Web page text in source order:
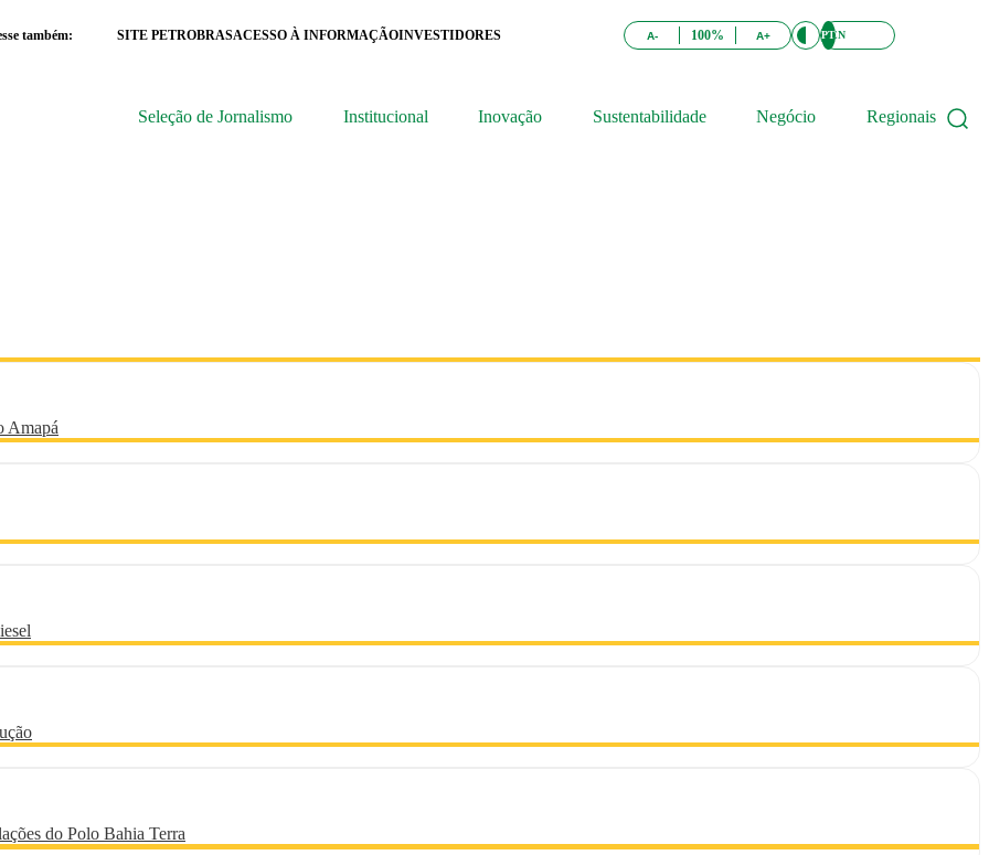
também: SITE PETROBRASACESSO À INFORMAÇÃOINVESTIDORES A- 100% A+ PTEN
Seleção de Jornalismo Institucional Inovação Sustentabilidade Negócio Regionais
Amapá
do Polo Bahia Terra